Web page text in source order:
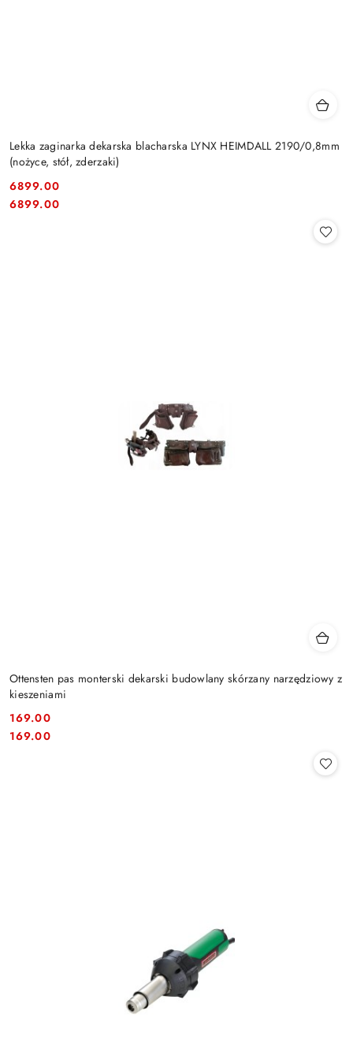
Lekka zaginarka dekarska blacharska LYNX HEIMDALL 2190/0,8mm
(nożyce, stół, zderzaki)
Cena:
6899.00
Cena:
6899.00
Ottensten pas monterski dekarski budowlany skórzany narzędziowy z
kieszeniami
Cena:
169.00
Cena:
169.00